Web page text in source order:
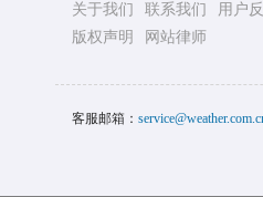
关于我们 联系我们
用户
版权声明
网站律师
客服邮箱：